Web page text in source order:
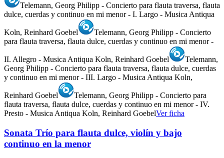
Telemann, Georg Philipp - Concierto para flauta traversa, flauta
dulce, cuerdas y continuo en mi menor - I. Largo - Musica Antiqua
Koln, Reinhard Goebel
Telemann, Georg Philipp - Concierto
para flauta traversa, flauta dulce, cuerdas y continuo en mi menor -
II. Allegro - Musica Antiqua Koln, Reinhard Goebel
Telemann,
Georg Philipp - Concierto para flauta traversa, flauta dulce, cuerdas
y continuo en mi menor - III. Largo - Musica Antiqua Koln,
Reinhard Goebel
Telemann, Georg Philipp - Concierto para
flauta traversa, flauta dulce, cuerdas y continuo en mi menor - IV.
Presto - Musica Antiqua Koln, Reinhard GoebelVer ficha
Sonata Trío para flauta dulce, violín y bajo
continuo en la menor